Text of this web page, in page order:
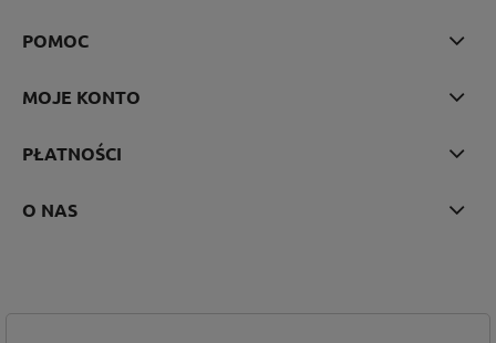
POMOC
MOJE KONTO
PŁATNOŚCI
O NAS